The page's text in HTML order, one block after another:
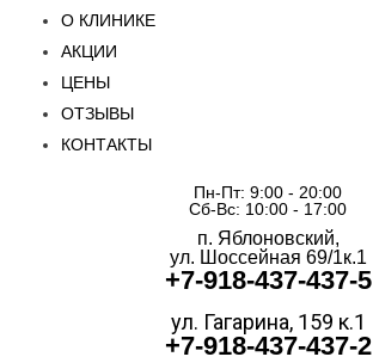
О КЛИНИКЕ
АКЦИИ
ЦЕНЫ
ОТЗЫВЫ
КОНТАКТЫ
Пн-Пт: 9:00 - 20:00
Сб-Вс: 10:00 - 17:00
п. Яблоновский,
ул. Шоссейная 69/1к.1
+7-918-437-437-5
ул. Гагарина, 159 к.1
+7-918-437-437-2